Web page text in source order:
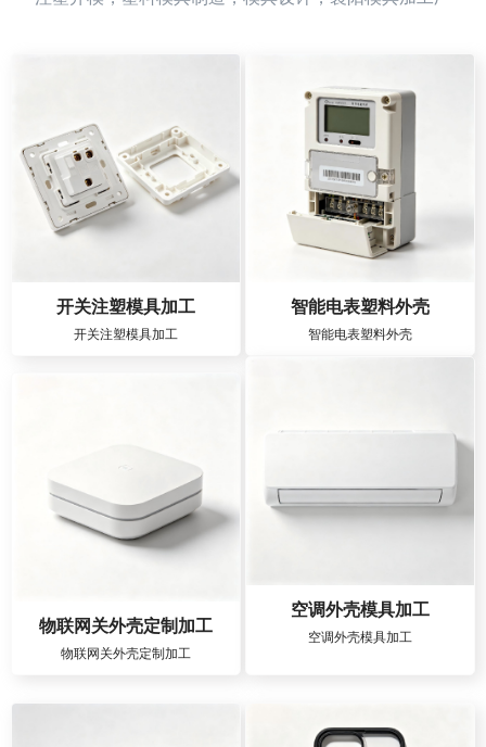
开关注塑模具加工
开关注塑模具加工
智能电表塑料外壳
智能电表塑料外壳
物联网关外壳定制加工
物联网关外壳定制加工
空调外壳模具加工
空调外壳模具加工